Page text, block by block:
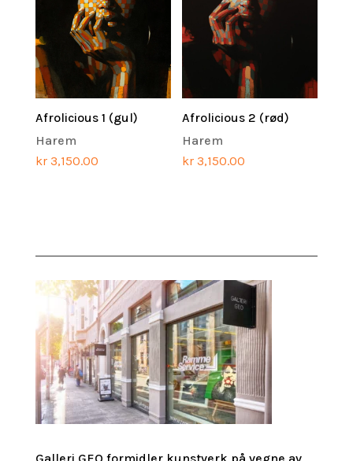
Afrolicious 1 (gul)
Harem
kr3,150.00
Afrolicious 2 (rød)
Harem
kr 3,150.00